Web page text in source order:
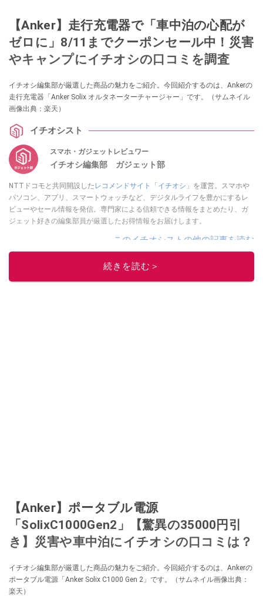
【Anker】走行充電器で「車中泊の心配が
ゼロに」8/11までクーポンセール中！災害
やキャンプにイチオシの口コミを調査
イチオシ編集部が厳選した商品の魅力をご紹介。今回紹介するのは、Ankerの
走行充電器「Anker Solix オルタネーターチャージャー」です。（サムネイル
画像出典：楽天）
イチオシスト
スマホ・ガジェットレビュワー
イチオシ編集部 ガジェット部
NTTドコモと共同開設した レコメンドサイト「イチオシ」 を運営。スマホや
パソコン、アプリ、スマートウォッチなど、デジタルライフを豊かにするレ
ビューやセール情報を発信。専門家による信頼できる情報をまとめたり、ガ
ジェット好きの編集部員が厳選したお得情報をお届けします。
このイチオシストの他の記事を読む
続きを読む＞
【Anker】ポータブル電源
「SolixC1000Gen2」【驚異の35000円引
き】災害や車中泊にイチオシの口コミは？
イチオシ編集部が厳選した商品の魅力をご紹介。今回紹介するのは、Ankerの
ポータブル電源「Anker Solix C1000 Gen 2」です。（サムネイル画像出典：
楽天）